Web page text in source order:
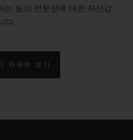
는 팀의 전문성에 대한 자신감
다.
자세히 보기